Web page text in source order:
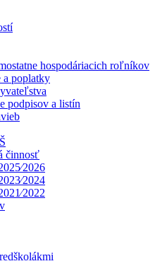
hospodáriacich roľníkov
a poplatky
podpisov a listín
činnosť